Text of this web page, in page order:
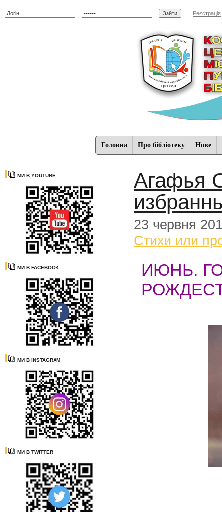
Реєстрація
Головна Про бібліотеку Нове
МИ В YOUTUBE
МИ В FACEBOOK
МИ В INSTAGRAM
МИ В TWITTER
Агафья
23 червня
Стихи или
ИЮНЬ.